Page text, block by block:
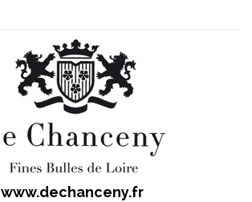
www.dechanceny.fr